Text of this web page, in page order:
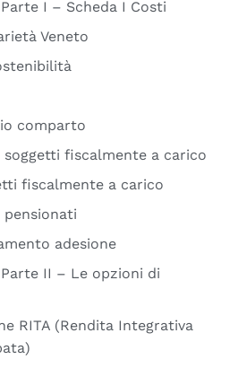
I – Scheda I Costi
Veneto
comparto
soggetti fiscalmente a carico
fiscalmente a carico
pensionati
adesione
II – Le opzioni di
RITA (Rendita Integrativa